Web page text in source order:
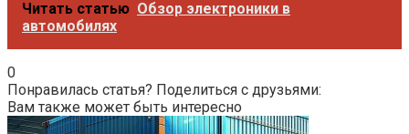
Читать статью Обзор электроники в
автомобилях
0
Понравилась статья? Поделиться с друзьями:
Вам также может быть интересно